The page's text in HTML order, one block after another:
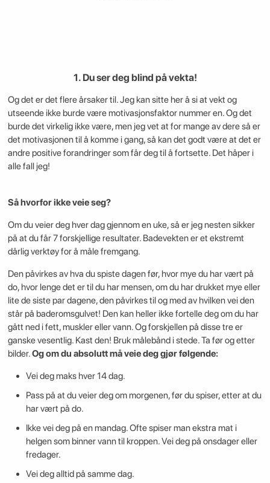
1. Du ser deg blind på vekta!
Og det er det flere årsaker til. Jeg kan sitte her å si at vekt og
utseende ikke burde være motivasjonsfaktor nummer en. Og det
burde det virkelig ikke være, men jeg vet at for mange av dere så er
det motivasjonen til å komme i gang, så kan det godt være at det er
andre positive forandringer som får deg til å fortsette. Det håper i
alle fall jeg!
Så hvorfor ikke veie seg?
Om du veier deg hver dag gjennom en uke, så er jeg nesten sikker
på at du får 7 forskjellige resultater. Badevekten er et ekstremt
dårlig verktøy for å måle fremgang.
Den påvirkes av hva du spiste dagen før, hvor mye du har vært på
do, hvor lenge det er til du har mensen, om du har drukket mye eller
lite de siste par dagene, den påvirkes til og med av hvilken vei den
står på baderomsgulvet! Den kan heller ikke fortelle deg om du har
gått ned i fett, muskler eller vann. Og forskjellen på disse tre er
ganske vesentlig. Kast den! Bruk målebånd i stede. Ta før og etter
bilder.Og om du absolutt må veie deg gjør følgende:
Vei deg maks hver 14 dag.
Pass på at du veier deg om morgenen, før du spiser, etter at du
har vært på do.
Ikke vei deg på en mandag. Ofte spiser man ekstra mat i
helgen som binner vann til kroppen. Vei deg på onsdager eller
fredager.
Vei deg alltid på samme dag.